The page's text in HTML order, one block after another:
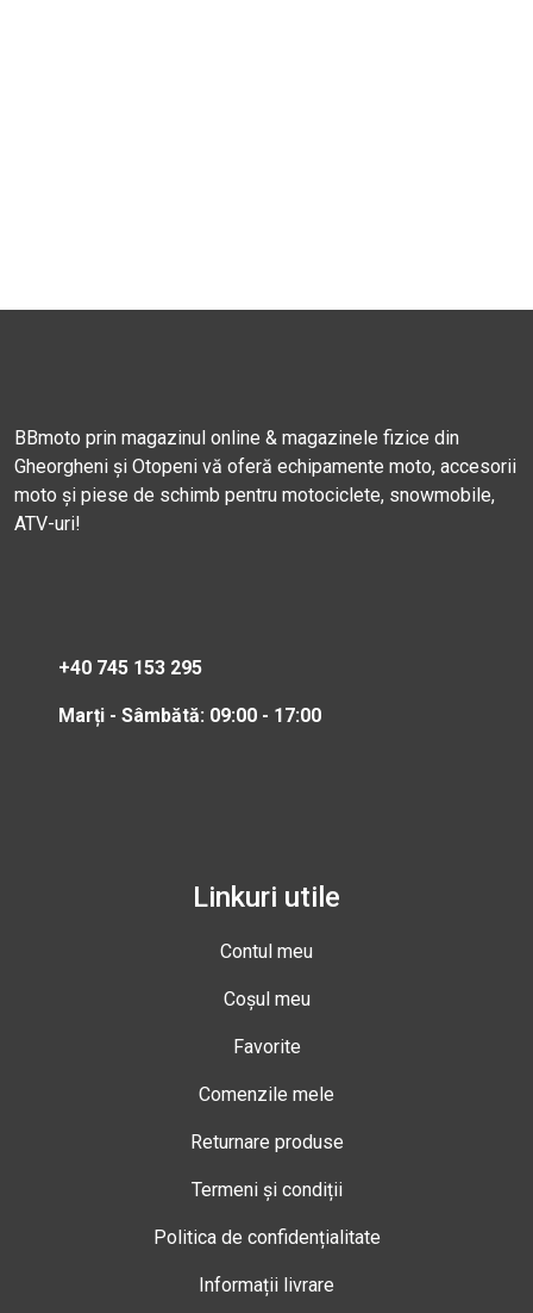
BBmoto prin magazinul online & magazinele fizice din
Gheorgheni și Otopeni vă oferă echipamente moto, accesorii
moto și piese de schimb pentru motociclete, snowmobile,
ATV-uri!
+40 745 153 295
Marți - Sâmbătă: 09:00 - 17:00
Linkuri utile
Contul meu
Coșul meu
Favorite
Comenzile mele
Returnare produse
Termeni și condiții
Politica de confidențialitate
Informații livrare